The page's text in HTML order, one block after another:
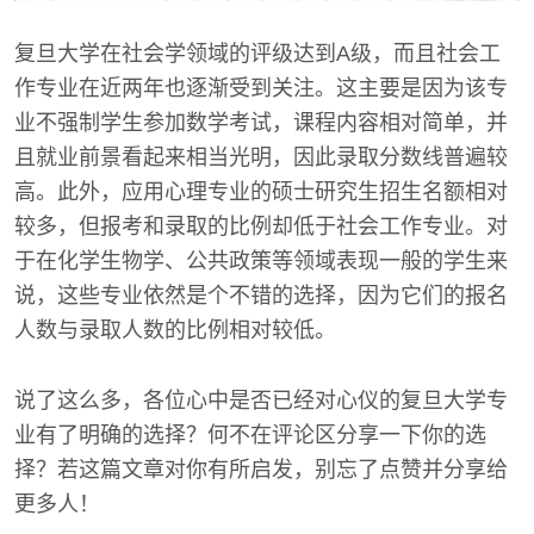
复旦大学在社会学领域的评级达到A级，而且社会工
作专业在近两年也逐渐受到关注。这主要是因为该专
业不强制学生参加数学考试，课程内容相对简单，并
且就业前景看起来相当光明，因此录取分数线普遍较
高。此外，应用心理专业的硕士研究生招生名额相对
较多，但报考和录取的比例却低于社会工作专业。对
于在化学生物学、公共政策等领域表现一般的学生来
说，这些专业依然是个不错的选择，因为它们的报名
人数与录取人数的比例相对较低。
说了这么多，各位心中是否已经对心仪的复旦大学专
业有了明确的选择？何不在评论区分享一下你的选
择？若这篇文章对你有所启发，别忘了点赞并分享给
更多人！